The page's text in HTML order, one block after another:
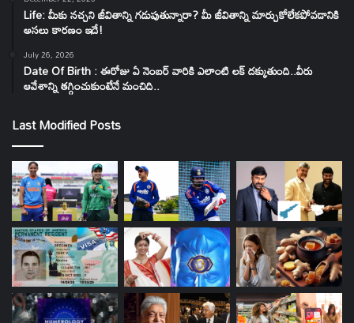
Life: మీకు నచ్చని జీవితాన్ని గడుపుతున్నారా? మీ జీవితాన్ని మార్చుకోలేకపోవడానికి
అసలు కారణం ఇదే!
July 26, 2026
Date Of Birth : ఈరోజు ఏ నెంబర్ వారికి ఎలాంటి లక్ దక్కుతుంది..వీరు
ఆవేశాన్ని తగ్గించుకుంటేనే మంచిది..
Last Modified Posts